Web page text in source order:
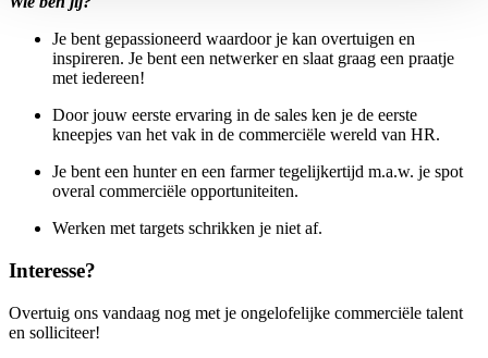
Je bent gepassioneerd waardoor je kan overtuigen en
inspireren. Je bent een netwerker en slaat graag een praatje
met iedereen!
Door jouw eerste ervaring in de sales ken je de eerste
kneepjes van het vak in de commerciële wereld van HR.
Je bent een hunter en een farmer tegelijkertijd m.a.w. je spot
overal commerciële opportuniteiten.
Werken met targets schrikken je niet af.
Interesse?
Overtuig ons vandaag nog met je ongelofelijke commerciële talent
en solliciteer!